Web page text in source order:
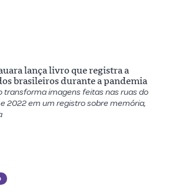
lança livro que registra a
brasileiros durante a pandemia
transforma imagens feitas nas ruas do
2022 em um registro sobre memória,